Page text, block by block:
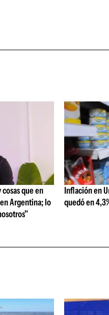
que en
Argentina; lo
Inflación en
quedó en